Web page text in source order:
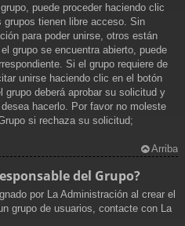
puede proceder haciendo clic
grupos tienen libre acceso. Sin
para poder unirse, otros están
grupo se encuentra abierto, puede
Si el grupo requiere de
unirse haciendo clic en el botón
grupo deberá aprobar su solicitud y
hacerlo. Por favor no moleste
si rechaza su solicitud;
Arriba
del Grupo?
por La Administración al crear el
grupo de usuarios, contacte con La